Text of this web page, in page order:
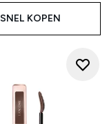
SNEL KOPEN